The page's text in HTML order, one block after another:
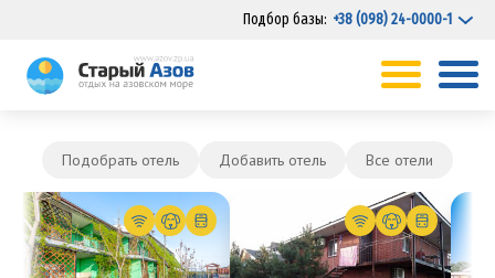
Подбор базы: +38 (098) 24-0000-1
Подобрать отель Добавить отель Все отели